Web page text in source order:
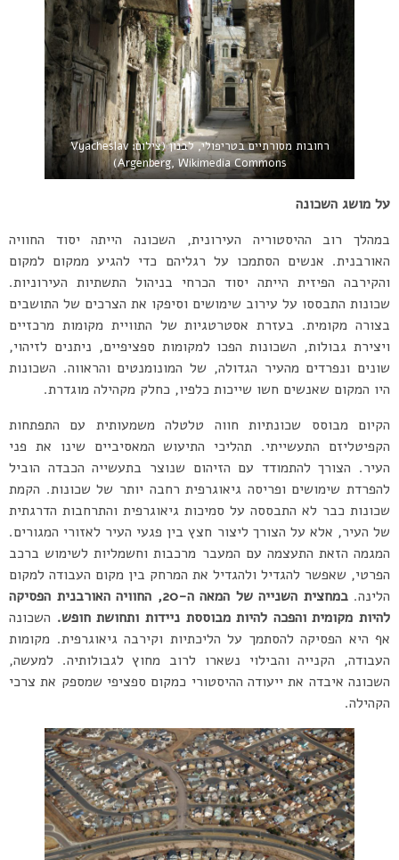
רחובות מסורתיים בטריפולי, לבנון (צילום: Vyacheslav
Argenberg, Wikimedia Commons)
על מושג השכונה
במהלך רוב ההיסטוריה העירונית, השכונה הייתה יסוד החוויה
האורבנית. אנשים הסתמכו על רגליהם כדי להגיע ממקום למקום
והקירבה הפיזית הייתה יסוד הכרחי בניהול התשתיות העירוניות.
שכונות התבססו על עירוב שימושים וסיפקו את הצרכים של התושבים
בצורה מקומית. בעזרת אסטרטגיות של התוויית מקומות מרכזיים
ויצירת גבולות, השכונות הפכו למקומות ספציפיים, ניתנים לזיהוי,
שונים ונפרדים מהעיר הגדולה, של המונומנטים והראווה. השכונות
היו המקום שאנשים חשו שייכות כלפיו, כחלק מקהילה מוגדרת.
הקיום מבוסס שכונתיות חווה טלטלה משמעותית עם התפתחות
הקפיטליזם התעשייתי. תהליכי התיעוש המאסיביים שינו את פני
העיר. הצורך להתמודד עם הזיהום שנוצר בתעשייה הכבדה הוביל
להפרדת שימושים ופריסה גיאוגרפית רחבה יותר של שכונות. הקמת
שכונות כבר לא התבססה על סמיכות גיאוגרפית והתרחבות הדרגתית
של העיר, אלא על הצורך ליצור חצץ בין פגעי העיר לאזורי המגורים.
המגמה הזאת התעצמה עם המעבר מרכבות וחשמליות לשימוש ברכב
הפרטי, שאפשר להגדיל ולהגדיל את המרחק בין מקום העבודה למקום
הלינה.
במחצית השנייה של המאה ה-20, החוויה האורבנית הפסיקה
להיות מקומית והפכה להיות מבוססת ניידות ותחושת חופש. השכונה
אף היא הפסיקה להסתמך על הליכתיות וקירבה גיאוגרפית. מקומות
העבודה, הקנייה והבילוי נשארו לרוב מחוץ לגבולותיה. למעשה,
השכונה איבדה את ייעודה ההיסטורי כמקום ספציפי שמספק את צרכי
הקהילה.